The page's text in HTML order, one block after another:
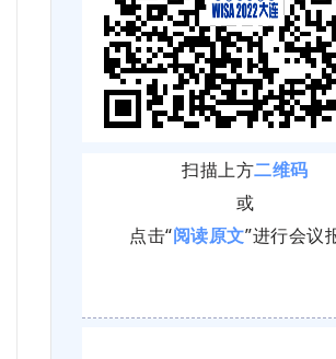
扫描上方二维码
或
点击“阅读原文”进行会议